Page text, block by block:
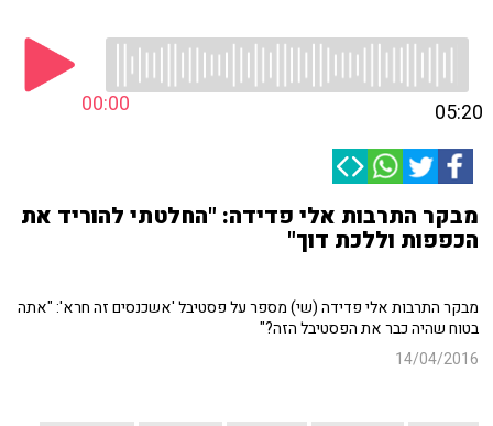
00:00 05:20
מבקר התרבות אלי פדידה: "החלטתי להוריד את
הכפפות וללכת דוך"
מבקר התרבות אלי פדידה (שי) מספר על פסטיבל 'אשכנסים זה חרא': "אתה
בטוח שהיה כבר את הפסטיבל הזה?"
14/04/2016